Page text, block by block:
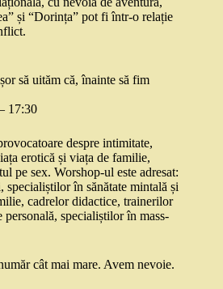
și “Dorința” pot fi într-o relație
să uităm că, înainte să fim
17:30
despre intimitate,
erotică și viața de familie,
pe sex. Worshop-ul este adresat:
în sănătate mintală și
cadrelor didactice, trainerilor
specialiștilor în mass-
cât mai mare. Avem nevoie.